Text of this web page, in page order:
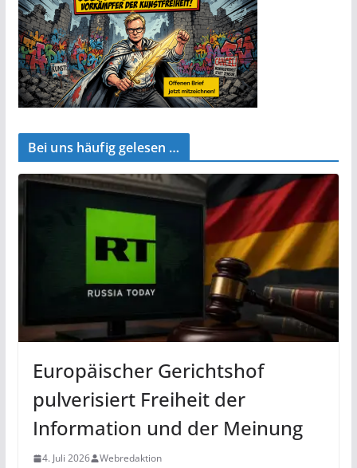
Bei uns häufig gelesen …
Europäischer Gerichtshof
pulverisiert Freiheit der
Information und der Meinung
4. Juli 2026 Webredaktion